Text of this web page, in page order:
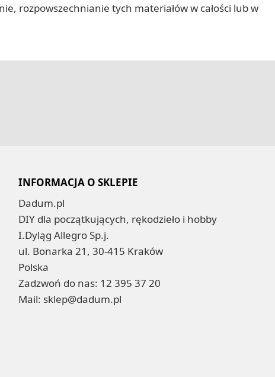
rozpowszechnianie tych materiałów w całości lub w
INFORMACJA O SKLEPIE
Dadum.pl
DIY dla początkujących, rękodzieło i hobby
I.Dyląg Allegro Sp.j.
ul. Bonarka 21, 30-415 Kraków
Polska
Zadzwoń do nas: 12 395 37 20
Mail: sklep@dadum.pl